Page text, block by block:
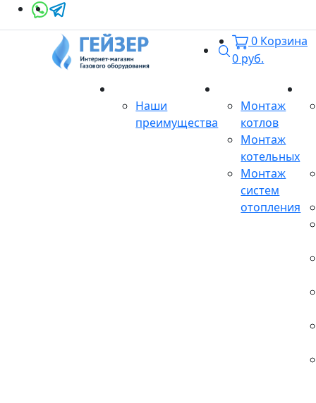
Поиск
0 Корзина
0 руб.
Наши
преимущества
Монтаж
котлов
Монтаж
котельных
Монтаж
систем
отопления